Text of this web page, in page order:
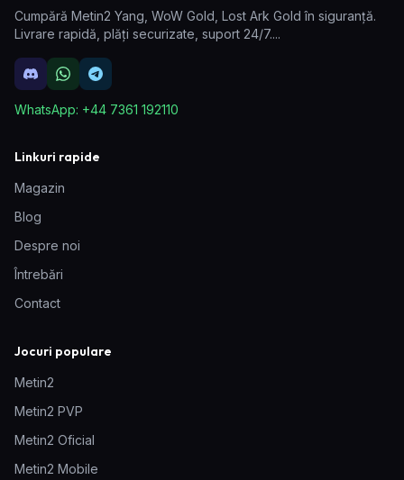
Cumpără Metin2 Yang, WoW Gold, Lost Ark Gold în siguranță.
Livrare rapidă, plăți securizate, suport 24/7....
WhatsApp: +44 7361 192110
Linkuri rapide
Magazin
Blog
Despre noi
Întrebări
Contact
Jocuri populare
Metin2
Metin2 PVP
Metin2 Oficial
Metin2 Mobile